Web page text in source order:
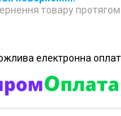
товару протягом